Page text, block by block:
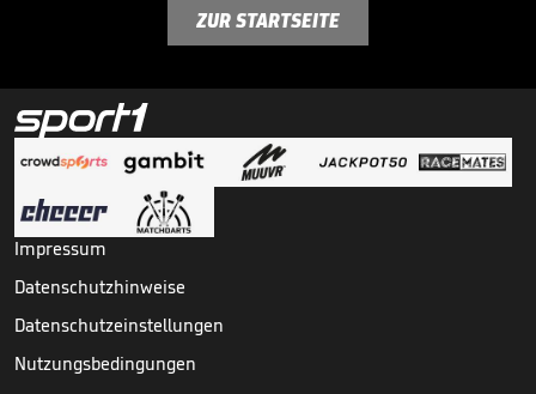
ZUR STARTSEITE
Impressum
Datenschutzhinweise
Datenschutzeinstellungen
Nutzungsbedingungen